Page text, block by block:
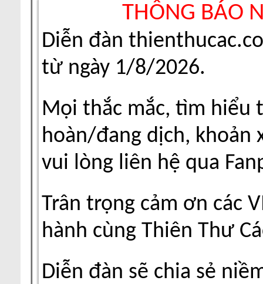
THÔNG BÁO
Diễn đàn
từ ngày 1/8/2026.
Mọi thắc mắc, tìm hiểu
hoàn/đang dịch, khoản
vui lòng liên hệ qua
Trân trọng cảm ơn các
hành cùng Thiên Thư
Diễn đàn sẽ chia sẻ